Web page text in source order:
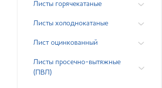
Листы горячекатаные
Листы холоднокатаные
Лист оцинкованный
Листы просечно-вытяжные
(ПВЛ)